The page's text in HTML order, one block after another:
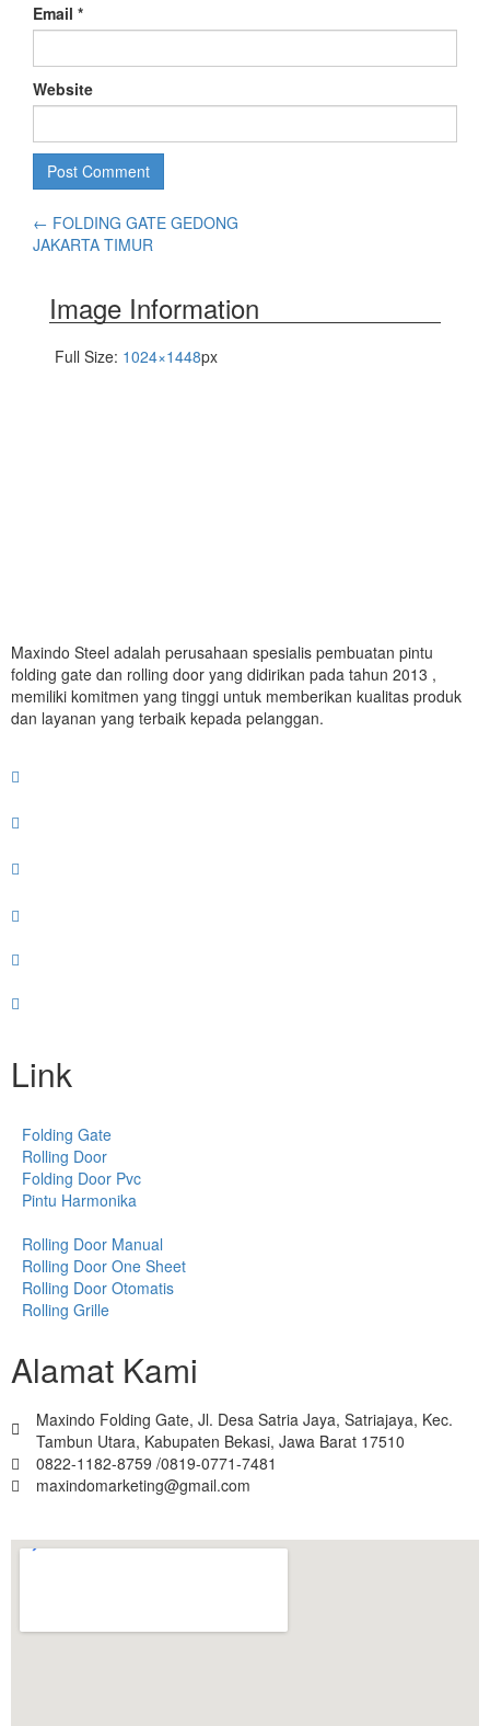
Email *
Website
← FOLDING GATE GEDONG
JAKARTA TIMUR
Image Information
Full Size: 1024×1448px
Maxindo Steel adalah perusahaan spesialis pembuatan pintu
folding gate dan rolling door yang didirikan pada tahun 2013 ,
memiliki komitmen yang tinggi untuk memberikan kualitas produk
dan layanan yang terbaik kepada pelanggan.
Link
Folding Gate
Rolling Door
Folding Door Pvc
Pintu Harmonika
Rolling Door Manual
Rolling Door One Sheet
Rolling Door Otomatis
Rolling Grille
Alamat Kami
Maxindo Folding Gate, Jl. Desa Satria Jaya, Satriajaya, Kec.
Tambun Utara, Kabupaten Bekasi, Jawa Barat 17510
0822-1182-8759 /0819-0771-7481
maxindomarketing@gmail.com